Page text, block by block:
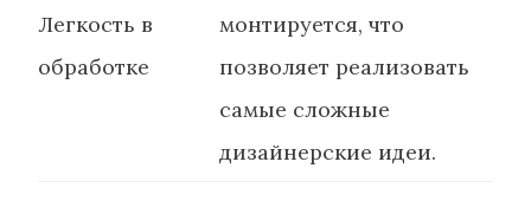
Легкость в
обработке
монтируется, что
позволяет реализовать
самые сложные
дизайнерские идеи.